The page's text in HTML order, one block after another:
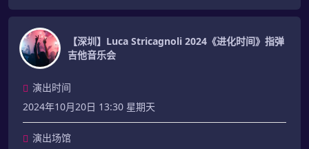
【深圳】Luca Stricagnoli 2024《进化时间》指弹
吉他音乐会
演出时间
2024年10月20日 13:30 星期天
演出场馆